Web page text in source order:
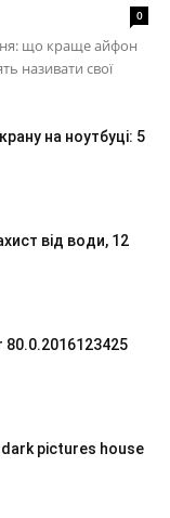
0
що краще айфон
називати свої
на ноутбуці: 5
від води, 12
dark pictures house